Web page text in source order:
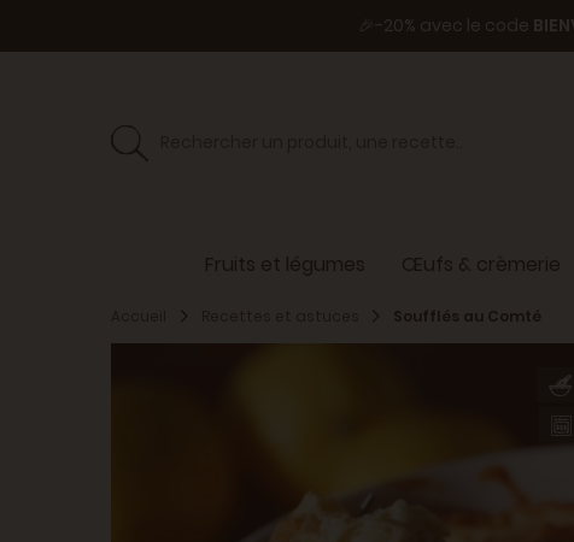
🎉-20% avec le code
Fruits et légumes Œufs & crèmerie
Soufflés au Comté